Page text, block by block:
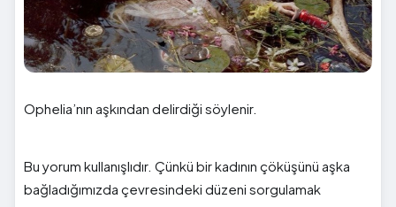
Ophelia’nın aşkından delirdiği söylenir.
Bu yorum kullanışlıdır. Çünkü bir kadının çöküşünü aşka
bağladığımızda çevresindeki düzeni sorgulamak